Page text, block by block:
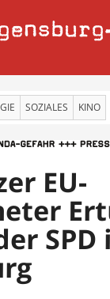
SOZIALES KINO
EU-
SPD